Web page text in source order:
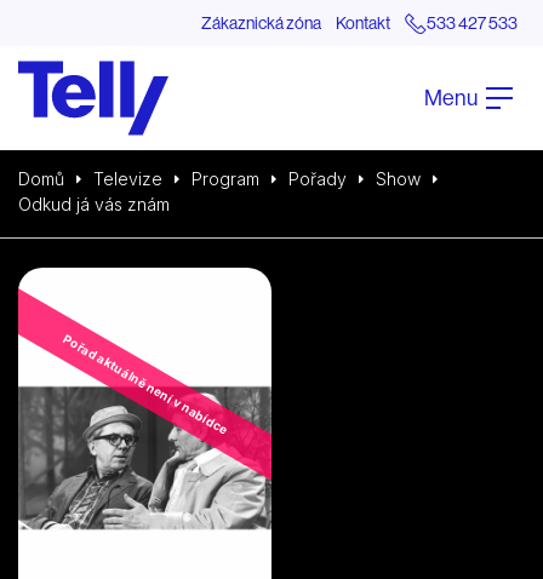
Zákaznická zóna Kontakt 533 427 533
Menu
Domů Televize Program Pořady
Show
Odkud já vás znám
Pořad aktuálně není v nabídce